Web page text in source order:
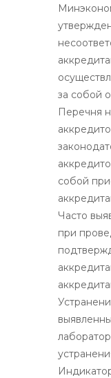
за собой
Перечня
собой
Часто
при